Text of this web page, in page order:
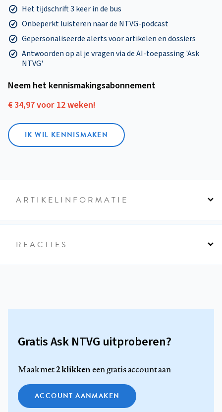
Het tijdschrift 3 keer in de bus
Onbeperkt luisteren naar de NTVG-podcast
Gepersonaliseerde alerts voor artikelen en dossiers
Antwoorden op al je vragen via de AI-toepassing 'Ask
NTVG'
Neem het kennismakings­abonnement
€ 34,97 voor 12 weken!
IK WIL KENNISMAKEN
ARTIKELINFORMATIE
REACTIES
Gratis Ask NTVG uitproberen?
Maak met2 klikkeneen gratis account aan
ACCOUNT AANMAKEN